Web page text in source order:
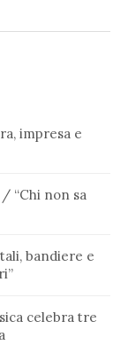
impresa e
“Chi non sa
bandiere e
celebra tre